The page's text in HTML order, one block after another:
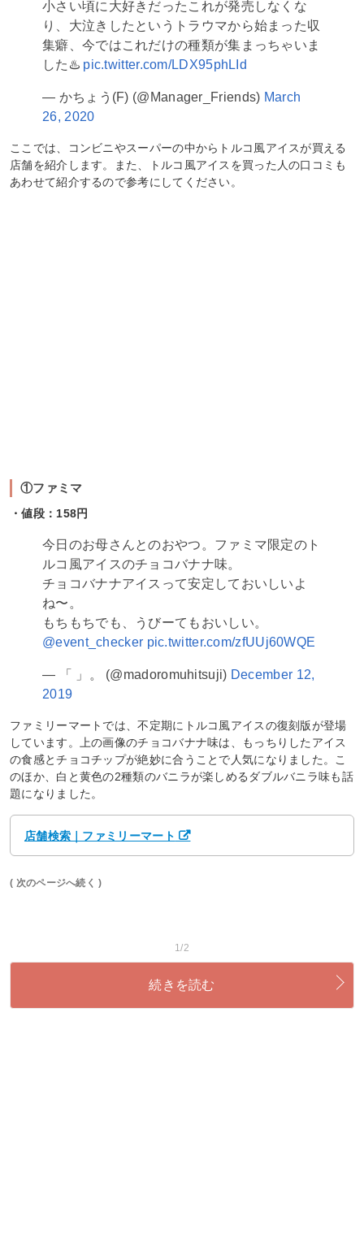
小さい頃に大好きだったこれが発売しなくな
り、大泣きしたというトラウマから始まった収
集癖、今ではこれだけの種類が集まっちゃいま
した♨️ pic.twitter.com/LDX95phLId
— かちょう(F) (@Manager_Friends) March
26, 2020
ここでは、コンビニやスーパーの中からトルコ風アイスが買える
店舗を紹介します。また、トルコ風アイスを買った人の口コミも
あわせて紹介するので参考にしてください。
①ファミマ
・値段：158円
今日のお母さんとのおやつ。ファミマ限定のト
ルコ風アイスのチョコバナナ味。
チョコバナナアイスって安定しておいしいよ
ね〜。
もちもちでも、うびーてもおいしい。
@event_checker pic.twitter.com/zfUUj60WQE
— 「 」。 (@madoromuhitsuji) December 12,
2019
ファミリーマートでは、不定期にトルコ風アイスの復刻版が登場
しています。上の画像のチョコバナナ味は、もっちりしたアイス
の食感とチョコチップが絶妙に合うことで人気になりました。こ
のほか、白と黄色の2種類のバニラが楽しめるダブルバニラ味も話
題になりました。
店舗検索｜ファミリーマート
( 次のページへ続く )
1/2
続きを読む